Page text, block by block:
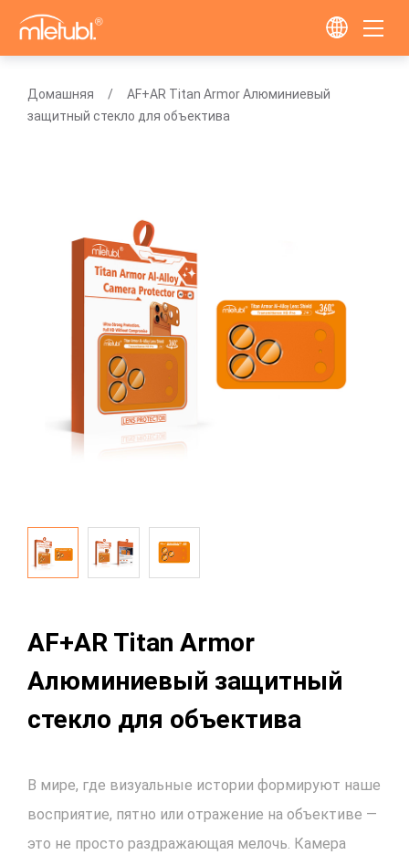
Домашняя
AF+AR Titan Armor Алюминиевый
защитный стекло для объектива
AF+AR Titan Armor
Алюминиевый защитный
стекло для объектива
В мире, где визуальные истории формируют наше
восприятие, пятно или отражение на объективе —
это не просто раздражающая мелочь. Камера